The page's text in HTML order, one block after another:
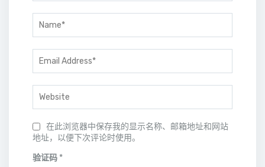
在此浏览器中保存我的显示名称、邮箱地址和网站
地址，以便下次评论时使用。
验证码 *